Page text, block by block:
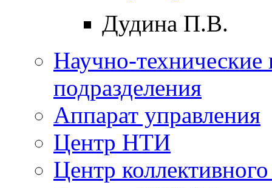
Дудина П.В.
Научно-технические
подразделения
Аппарат управления
Центр НТИ
Центр